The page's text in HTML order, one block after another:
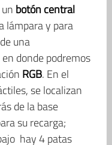
botón central
lámpara y para
una
en donde podremos
RGB. En el
se localizan
de la base
su recarga;
hay 4 patas